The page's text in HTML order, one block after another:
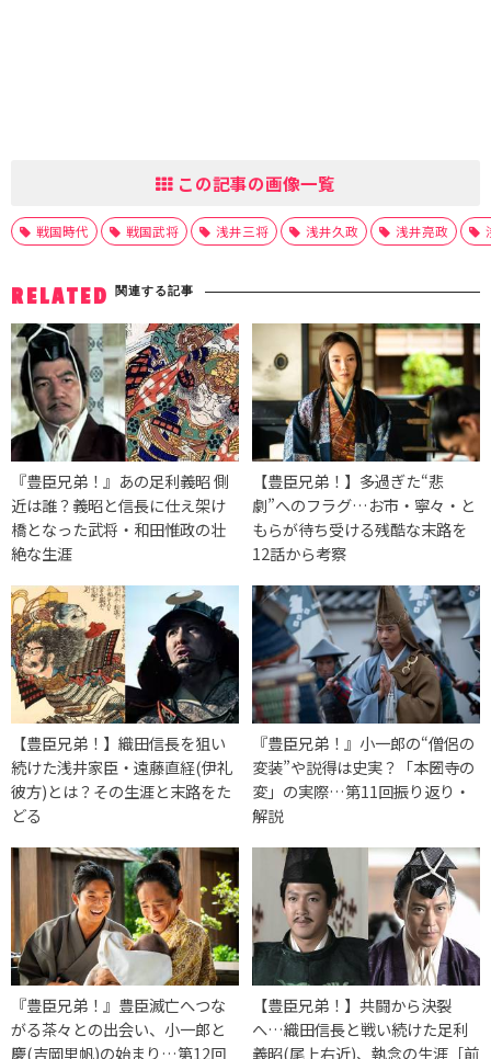
この記事の画像一覧
戦国時代 戦国武将 浅井三将 浅井久政 浅井亮政
RELATED 関連する記事
『豊臣兄弟！』あの足利義昭 側
近は誰？義昭と信長に仕え架け
橋となった武将・和田惟政の壮
絶な生涯
【豊臣兄弟！】多過ぎた“悲
劇”へのフラグ…お市・寧々・と
もらが待ち受ける残酷な末路を
12話から考察
【豊臣兄弟！】織田信長を狙い
続けた浅井家臣・遠藤直経(伊礼
彼方)とは？その生涯と末路をた
どる
『豊臣兄弟！』小一郎の“僧侶の
変装”や説得は史実？「本圀寺の
変」の実際…第11回振り返り・
解説
『豊臣兄弟！』豊臣滅亡へつな
がる茶々との出会い、小一郎と
慶(吉岡里帆)の始まり…第12回
【豊臣兄弟！】共闘から決裂
へ…織田信長と戦い続けた足利
義昭(尾上右近)、執念の生涯［前